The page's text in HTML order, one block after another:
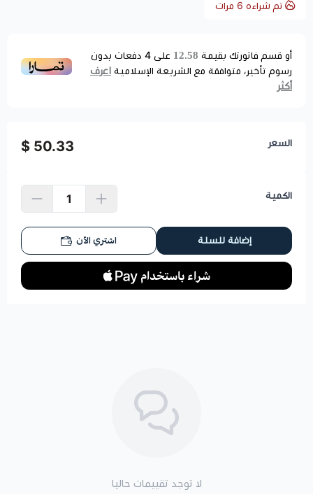
تم شراءه 6 مرات
أو قسم فاتورتك بقيمة 12.58 على 4 دفعات بدون
رسوم تأخير، متوافقة مع الشريعة الإسلامية اعرف
أكثر
السعر 50.33 $
الكمية
إضافة للسلة اشتري الآن
لا توجد تقييمات حاليا